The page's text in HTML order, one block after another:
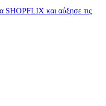
SHOPFLIX και αύξησε τις